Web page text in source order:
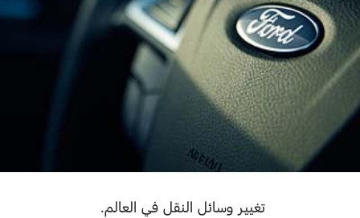
تغيير وسائل النقل في العالم.